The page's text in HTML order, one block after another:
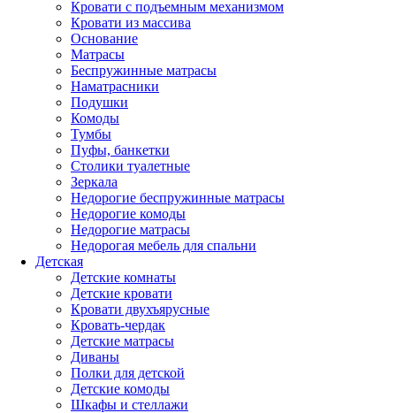
Кровати с подъемным механизмом
Кровати из массива
Основание
Матрасы
Беспружинные матрасы
Наматрасники
Подушки
Комоды
Тумбы
Пуфы, банкетки
Столики туалетные
Зеркала
Недорогие беспружинные матрасы
Недорогие комоды
Недорогие матрасы
Недорогая мебель для спальни
Детская
Детские комнаты
Детские кровати
Кровати двухъярусные
Кровать-чердак
Детские матрасы
Диваны
Полки для детской
Детские комоды
Шкафы и стеллажи